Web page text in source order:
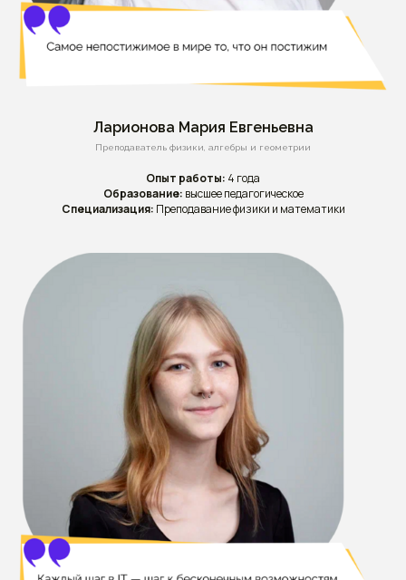
Ларионова Мария Евгеньевна
Преподаватель физики, алгебры и геометрии
Опыт работы: 4 года
Образование: высшее педагогическое
Специализация: Преподавание физики и математики